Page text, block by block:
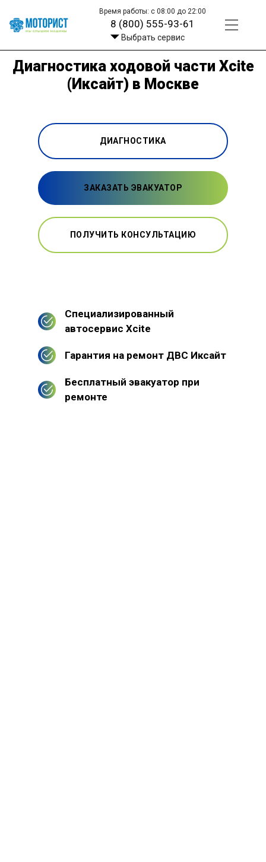
Время работы: с 08:00 до 22:00
8 (800) 555-93-61
Выбрать сервис
Диагностика ходовой части Xcite
(Иксайт) в Москве
ДИАГНОСТИКА
ЗАКАЗАТЬ ЭВАКУАТОР
ПОЛУЧИТЬ КОНСУЛЬТАЦИЮ
Специализированный
автосервис Xcite
Гарантия на ремонт ДВС Иксайт
Бесплатный эвакуатор при
ремонте